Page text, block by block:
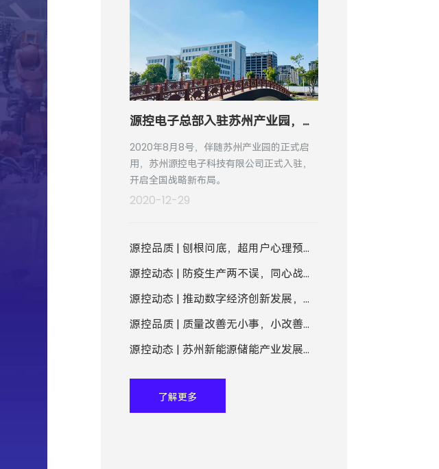
源控电子总部入驻苏州产业园，开启「智造」新征程
2020年8月8号，伴随苏州产业园的正式启
用，苏州源控电子科技有限公司正式入驻，
开启全国战略新布局。
2020-12-29
源控品质 | 刨根问底，超用户心理预期的产品从何而来？
源控动态 | 防疫生产两不误，同心战疫保交付
源控动态 | 推动数字经济创新发展，源控电子入驻国家级工业互联网平台应用创新体验中心
源控品质 | 质量改善无小事，小改善解决“大麻烦”
源控动态 | 苏州新能源储能产业发展与安全系统研讨会在CVTE苏州产业园成功举办
了解更多